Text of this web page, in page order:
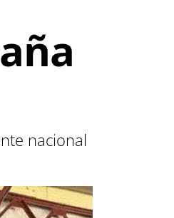
nacional